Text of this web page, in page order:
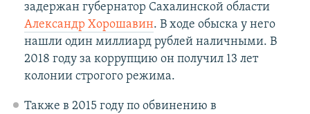
задержан губернатор Сахалинской области
Александр Хорошавин. В ходе обыска у него
нашли один миллиард рублей наличными. В
2018 году за коррупцию он получил 13 лет
колонии строгого режима.
Также в 2015 году по обвинению в